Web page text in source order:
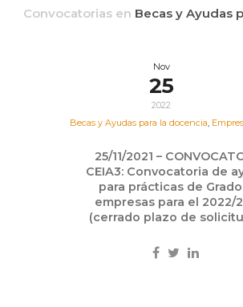
Convocatorias en Becas y Ayudas
Nov
25
2022
Becas y Ayudas para la docencia,
25/11/2021 –
CEIA3: Convocatoria de
para prácticas de
empresas para el 2022/
(cerrado plazo de